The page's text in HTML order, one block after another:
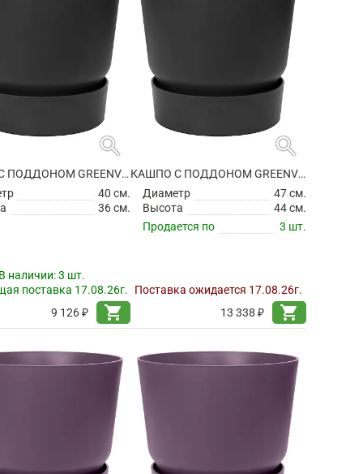
search
КАШПО С ПОДДОНОМ GREENVILLE ROUND LIVING BLACK
40 см.
36 см.
наличии:3 шт.
поставка 17.08.26г.
9 126 ₽
shopping_cart
search
КАШПО С ПОДДОНОМ GREENVILLE ROUND LIVING BLACK
Диаметр
47 см.
Высота
44 см.
Продается по
3 шт.
Поставка ожидается 17.08.26г.
13 338 ₽
shopping_cart